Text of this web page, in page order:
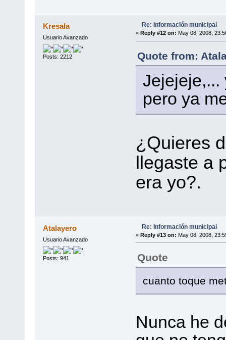
Kresala
Usuario Avanzado
Posts: 2212
Re: Información municipal
« Reply #12 on: May 08, 2008,
Quote from:
Jejejeje,...
pero ya
¿Quieres
llegaste a
era yo?.
Atalayero
Usuario Avanzado
Posts: 941
Re: Información municipal
« Reply #13 on: May 08, 2008,
Quote
cuanto toque
Nunca he